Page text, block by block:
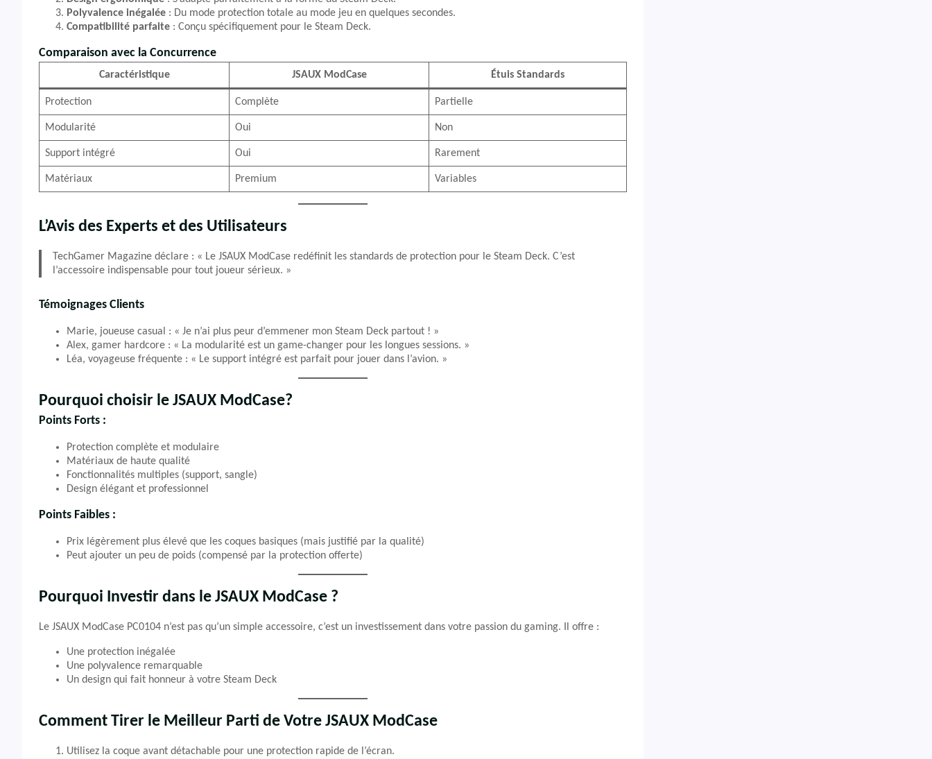
Polyvalence inégalée : Du mode protection totale au mode jeu en quelques secondes.
Compatibilité parfaite : Conçu spécifiquement pour le Steam Deck.
Comparaison avec la Concurrence
Caractéristique JSAUX ModCase Étuis Standards
Protection Complète Partielle
Modularité Oui Non
Support intégré Oui Rarement
Matériaux Premium Variables
L’Avis des Experts et des Utilisateurs
TechGamer Magazine déclare : « Le JSAUX ModCase redéfinit les standards de protection pour le Steam Deck. C’est
l’accessoire indispensable pour tout joueur sérieux. »
Témoignages Clients
Marie, joueuse casual : « Je n’ai plus peur d’emmener mon Steam Deck partout ! »
Alex, gamer hardcore : « La modularité est un game-changer pour les longues sessions. »
Léa, voyageuse fréquente : « Le support intégré est parfait pour jouer dans l’avion. »
Pourquoi choisir le JSAUX ModCase?
Points Forts :
Protection complète et modulaire
Matériaux de haute qualité
Fonctionnalités multiples (support, sangle)
Design élégant et professionnel
Points Faibles :
Prix légèrement plus élevé que les coques basiques (mais justifié par la qualité)
Peut ajouter un peu de poids (compensé par la protection offerte)
Pourquoi Investir dans le JSAUX ModCase ?
Le JSAUX ModCase PC0104 n’est pas qu’un simple accessoire, c’est un investissement dans votre passion du gaming. Il offre :
Une protection inégalée
Une polyvalence remarquable
Un design qui fait honneur à votre Steam Deck
Comment Tirer le Meilleur Parti de Votre JSAUX ModCase
Utilisez la coque avant détachable pour une protection rapide de l’écran.